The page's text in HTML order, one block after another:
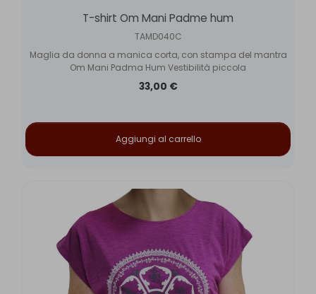
T-shirt Om Mani Padme hum
TAMD040C
Maglia da donna a manica corta, con stampa del mantra
Om Mani Padma Hum Vestibilità piccola
33,00 €
Aggiungi al carrello